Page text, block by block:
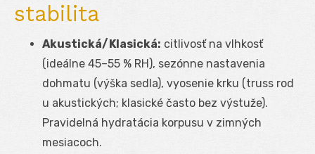
stabilita
Akustická/Klasická: citlivosť na vlhkosť
(ideálne 45–55 % RH), sezónne nastavenia
dohmatu (výška sedla), vyosenie krku (truss rod
u akustických; klasické často bez výstuže).
Pravidelná hydratácia korpusu v zimných
mesiacoch.